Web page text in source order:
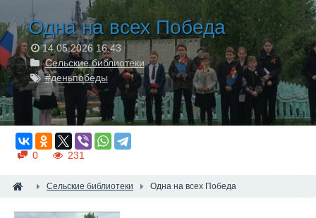
Одна на всех Победа
14.05.2026 16:43
Сельские библиотеки
#деньпобеды
0 231
Сельские библиотеки Одна на всех Победа